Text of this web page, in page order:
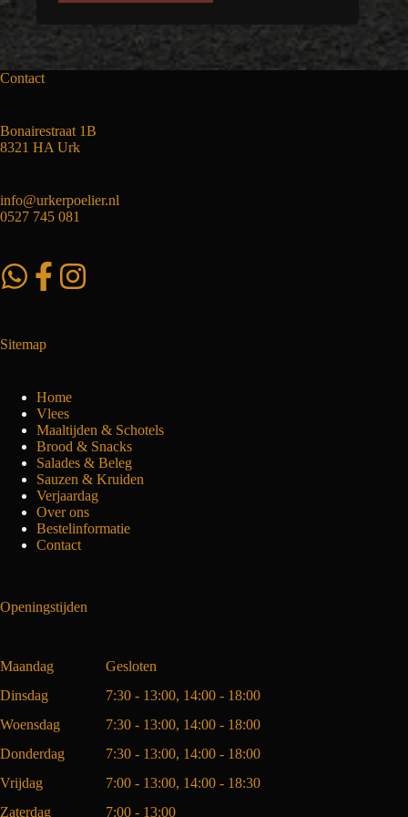
€ 13,50
heeft
variaties.
optie
op
de
Contact
Bonairestraat 1B
8321 HA Urk
info@urkerpoelier.nl
0527 745 081
Sitemap
Home
Vlees
Maaltijden & Schotels
Brood & Snacks
Salades & Beleg
Sauzen & Kruiden
Verjaardag
Over ons
Bestelinformatie
Contact
Openingstijden
Maandag
Gesloten
Dinsdag
7:30 - 13:00, 14:00 - 18:00
Woensdag
7:30 - 13:00, 14:00 - 18:00
Donderdag
7:30 - 13:00, 14:00 - 18:00
Vrijdag
7:00 - 13:00, 14:00 - 18:30
Zaterdag
7:00 - 13:00